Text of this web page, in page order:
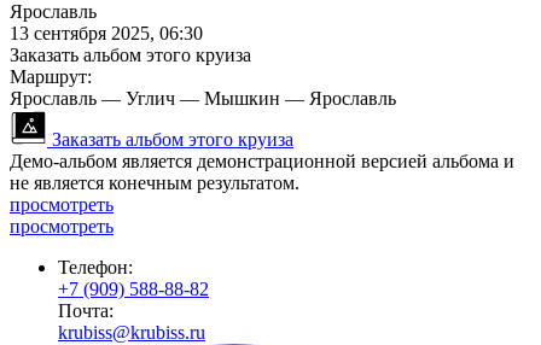
Ярославль
13 сентября 2025, 06:30
Заказать альбом этого круиза
Маршрут:
Ярославль — Углич — Мышкин — Ярославль
Заказать альбом этого круиза
Демо-альбом является демонстрационной версией альбома и
не является конечным результатом.
просмотреть
просмотреть
Телефон:
+7 (909) 588-88-82
Почта:
krubiss@krubiss.ru